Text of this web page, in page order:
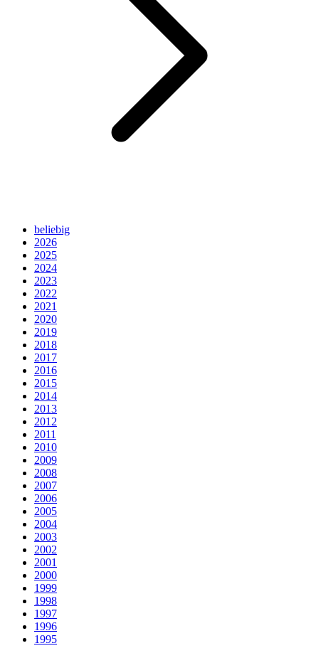
beliebig
2026
2025
2024
2023
2022
2021
2020
2019
2018
2017
2016
2015
2014
2013
2012
2011
2010
2009
2008
2007
2006
2005
2004
2003
2002
2001
2000
1999
1998
1997
1996
1995